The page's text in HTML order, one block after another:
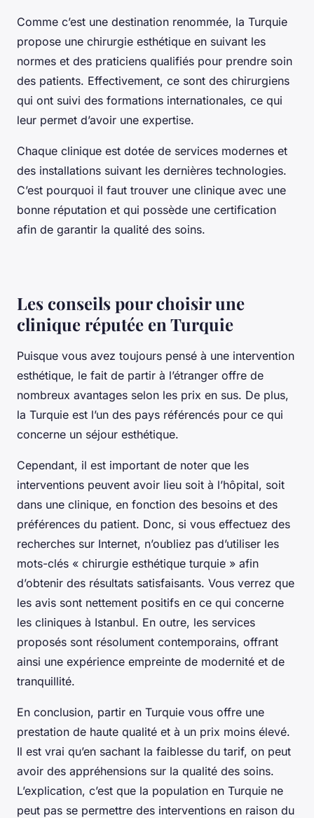
Comme c’est une destination renommée, la Turquie
propose une chirurgie esthétique en suivant les
normes et des praticiens qualifiés pour prendre soin
des patients. Effectivement, ce sont des chirurgiens
qui ont suivi des formations internationales, ce qui
leur permet d’avoir une expertise.
Chaque clinique est dotée de services modernes et
des installations suivant les dernières technologies.
C’est pourquoi il faut trouver une clinique avec une
bonne réputation et qui possède une certification
afin de garantir la qualité des soins.
Les conseils pour choisir une
clinique réputée en Turquie
Puisque vous avez toujours pensé à une intervention
esthétique, le fait de partir à l’étranger offre de
nombreux avantages selon les prix en sus. De plus,
la Turquie est l’un des pays référencés pour ce qui
concerne un séjour esthétique.
Cependant, il est important de noter que les
interventions peuvent avoir lieu soit à l’hôpital, soit
dans une clinique, en fonction des besoins et des
préférences du patient. Donc, si vous effectuez des
recherches sur Internet, n’oubliez pas d’utiliser les
mots-clés « chirurgie esthétique turquie » afin
d’obtenir des résultats satisfaisants. Vous verrez que
les avis sont nettement positifs en ce qui concerne
les cliniques à Istanbul. En outre, les services
proposés sont résolument contemporains, offrant
ainsi une expérience empreinte de modernité et de
tranquillité.
En conclusion, partir en Turquie vous offre une
prestation de haute qualité et à un prix moins élevé.
Il est vrai qu’en sachant la faiblesse du tarif, on peut
avoir des appréhensions sur la qualité des soins.
L’explication, c’est que la population en Turquie ne
peut pas se permettre des interventions en raison du